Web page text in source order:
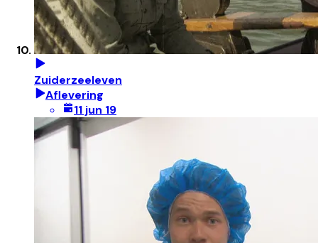
Zuiderzeeleven
Aflevering
11 jun 19